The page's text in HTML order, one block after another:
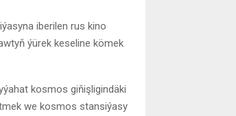
iberilen rus kino
ýürek keseline kömek
kosmos giňişligindäki
we kosmos stansiýasy